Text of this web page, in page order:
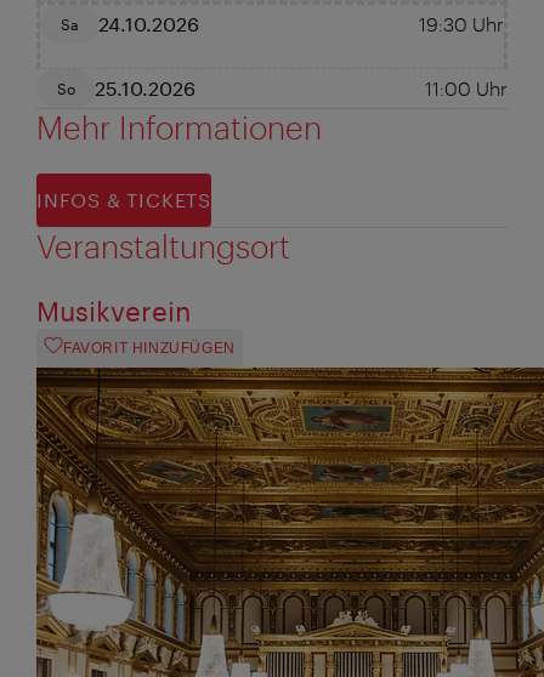
Sa 24.10.2026 19:30 Uhr
So 25.10.2026 11:00 Uhr
Mehr Informationen
INFOS & TICKETS
Veranstaltungsort
Musikverein
FAVORIT HINZUFÜGEN